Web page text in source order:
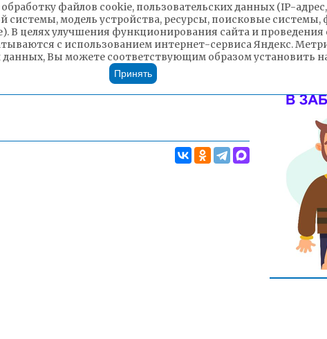
файлов cookie, пользовательских данных (IP-
системы, модель устройства, ресурсы, поисковые
В целях улучшения функционирования сайта и
с использованием интернет-сервиса Яндекс.
Вы можете соответствующим образом установить
Принять